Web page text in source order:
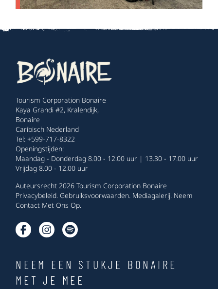
Tourism Corporation Bonaire
Kaya Grandi #2, Kralendijk,
Bonaire
Caribisch Nederland
Tel: +599-717-8322
Openingstijden:
Maandag - Donderdag 8.00 - 12.00 uur | 13.30 - 17.00 uur
Vrijdag 8.00 - 12.00 uur
Auteursrecht 2026 Tourism Corporation Bonaire
Privacybeleid. Gebruiksvoorwaarden. Mediagalerij. Neem
Contact Met Ons Op.
NEEM EEN STUKJE BONAIRE
MET JE MEE